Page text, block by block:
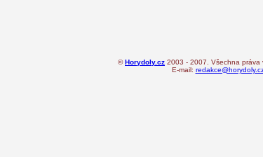
©Horydoly.cz 2003 - 2007. Všechna práva
E-mail: